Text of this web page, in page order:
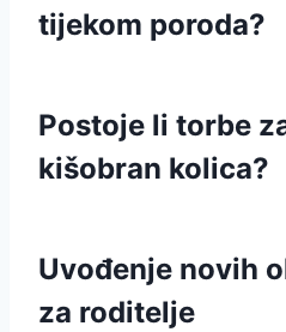
tijekom poroda?
Postoje li torbe
kišobran kolica?
Uvođenje novih
za roditelje